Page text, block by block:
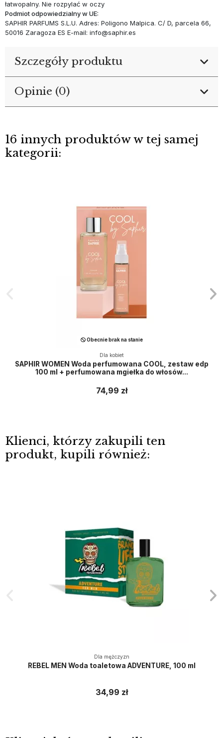
łatwopalny. Nie rozpylać w oczy
Podmiot odpowiedzialny w UE:
SAPHIR PARFUMS S.L.U. Adres: Poligono Malpica. C/ D, parcela 66,
50016 Zaragoza ES E-mail: info@saphir.es
Szczegóły produktu
Opinie (0)
16 innych produktów w tej samej
kategorii:
Obecnie brak na stanie
Dla kobiet
SAPHIR WOMEN Woda perfumowana COOL, zestaw edp
100 ml + perfumowana mgiełka do włosów...
74,99 zł
Klienci, którzy zakupili ten
produkt, kupili również:
Dla mężczyzn
REBEL MEN Woda toaletowa ADVENTURE, 100 ml
34,99 zł